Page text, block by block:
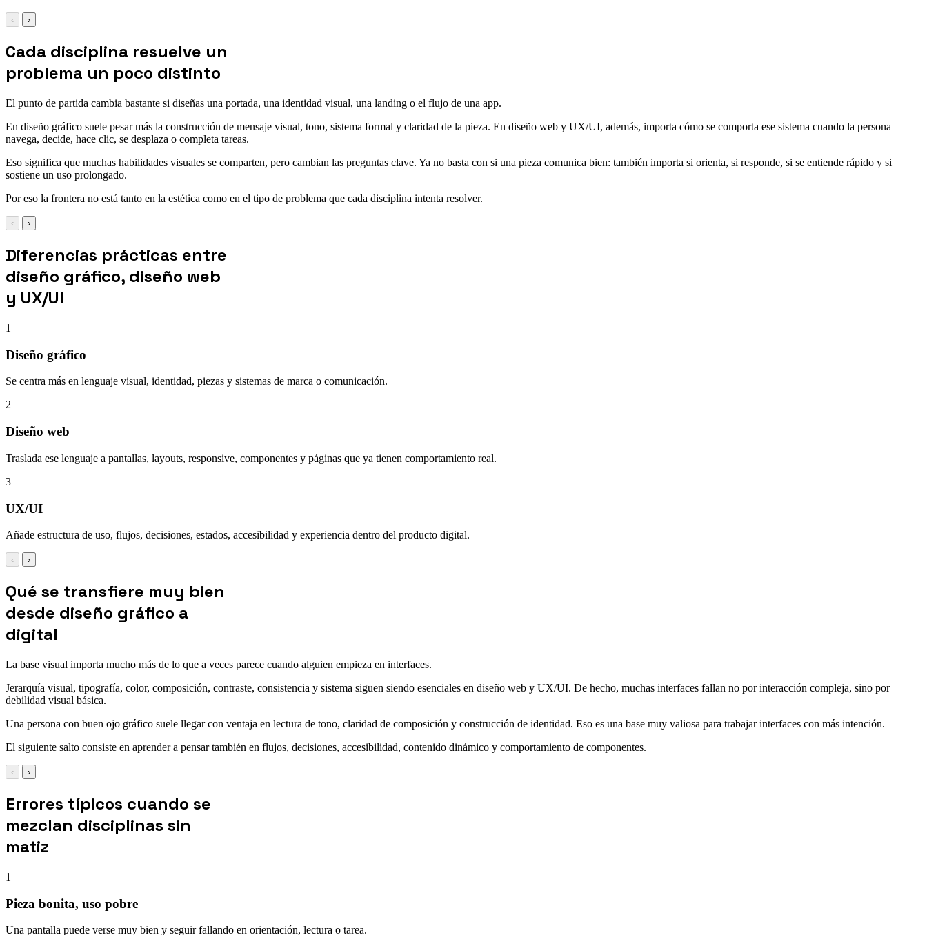
‹ ›
Cada disciplina resuelve un
problema un poco distinto
El punto de partida cambia bastante si diseñas una portada, una identidad visual, una landing o el flujo de una app.
En diseño gráfico suele pesar más la construcción de mensaje visual, tono, sistema formal y claridad de la pieza. En diseño web y UX/UI, además, importa cómo se comporta ese sistema cuando la persona
navega, decide, hace clic, se desplaza o completa tareas.
Eso significa que muchas habilidades visuales se comparten, pero cambian las preguntas clave. Ya no basta con si una pieza comunica bien: también importa si orienta, si responde, si se entiende rápido y si
sostiene un uso prolongado.
Por eso la frontera no está tanto en la estética como en el tipo de problema que cada disciplina intenta resolver.
‹ ›
Diferencias prácticas entre
diseño gráfico, diseño web
y UX/UI
1
Diseño gráfico
Se centra más en lenguaje visual, identidad, piezas y sistemas de marca o comunicación.
2
Diseño web
Traslada ese lenguaje a pantallas, layouts, responsive, componentes y páginas que ya tienen comportamiento real.
3
UX/UI
Añade estructura de uso, flujos, decisiones, estados, accesibilidad y experiencia dentro del producto digital.
‹ ›
Qué se transfiere muy bien
desde diseño gráfico a
digital
La base visual importa mucho más de lo que a veces parece cuando alguien empieza en interfaces.
Jerarquía visual, tipografía, color, composición, contraste, consistencia y sistema siguen siendo esenciales en diseño web y UX/UI. De hecho, muchas interfaces fallan no por interacción compleja, sino por
debilidad visual básica.
Una persona con buen ojo gráfico suele llegar con ventaja en lectura de tono, claridad de composición y construcción de identidad. Eso es una base muy valiosa para trabajar interfaces con más intención.
El siguiente salto consiste en aprender a pensar también en flujos, decisiones, accesibilidad, contenido dinámico y comportamiento de componentes.
‹ ›
Errores típicos cuando se
mezclan disciplinas sin
matiz
1
Pieza bonita, uso pobre
Una pantalla puede verse muy bien y seguir fallando en orientación, lectura o tarea.